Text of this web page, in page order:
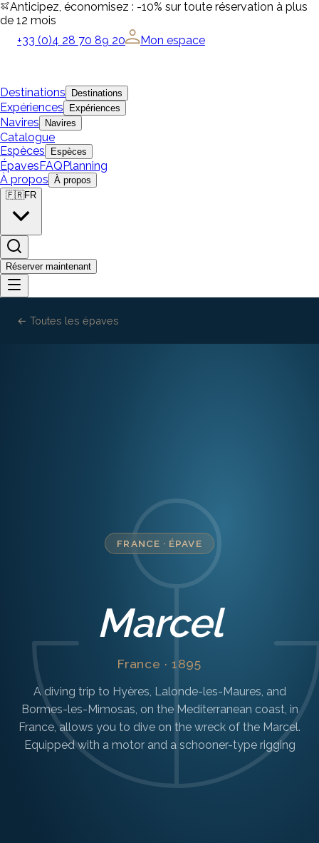
Anticipez, économisez : -10% sur toute réservation à plus
de 12 mois
+33 (0)4 28 70 89 20
Mon espace
Destinations Destinations
Expériences Expériences
Navires Navires
Catalogue
Espèces
Espèces
ÉpavesFAQPlanning
À propos À propos
🇫🇷FR
Réserver maintenant
← Toutes les épaves
FRANCE · ÉPAVE
Marcel
France · 1895
A diving trip to Hyères, Lalonde-les-Maures, and
Bormes-les-Mimosas, on the Mediterranean coast, in
France, allows you to dive on the wreck of the Marcel.
Equipped with a motor and a schooner-type rigging